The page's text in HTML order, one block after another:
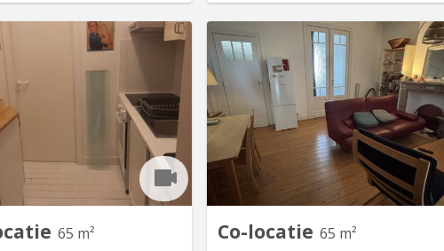
65 m²
BK 19620
Filles chez l’habitant —-
ou parent bonjour 🍀 🙂🍀
chambres lumineuses
au premier et second étage
maison bruxelloise. Chaque
à partager entre étudiantes
calmes et respectueuses
de l’ordre des communs.
Co-locatie 65 m²
BK 21043
Bonjour à tous🙂 étudiantes et parents
🙂 Une colocation de filles au second
étage d’une maison bruxelloise se
libère. Le logement est assez central:
non loin du centre ville, du
conservatoire, de plusieurs hautes
écoles comme Marie Haps institut
avec lequel j’ai beaucoup collaboré. Je